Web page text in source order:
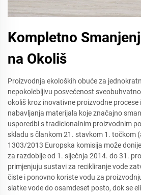
Kompletno
na Okoliš
Proizvodnja ekoloških obuće za
nepokolebljivu posvećenost
okoliš kroz inovativne proizvodne procese
nabavljanja materijala koje značajno
usporedbi s tradicionalnim proizvodnim
skladu s člankom 21. stavkom 1. točkom
1303/2013 Europska komisija može
za razdoblje od 1. siječnja 2014. do 31.
primjenjuju sustavi za recikliranje vode
čiste i ponovno koriste vodu za
slatke vode do osamdeset posto, dok se